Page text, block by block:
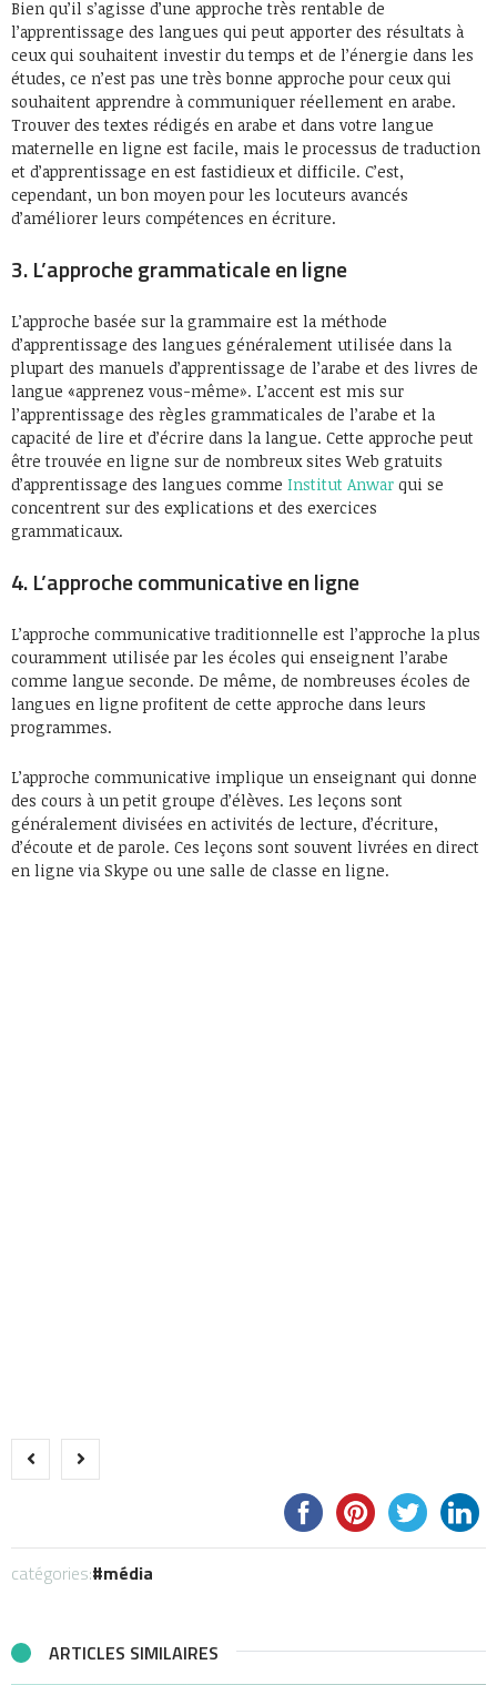
Bien qu’il s’agisse d’une approche très rentable de
l’apprentissage des langues qui peut apporter des résultats à
ceux qui souhaitent investir du temps et de l’énergie dans les
études, ce n’est pas une très bonne approche pour ceux qui
souhaitent apprendre à communiquer réellement en arabe.
Trouver des textes rédigés en arabe et dans votre langue
maternelle en ligne est facile, mais le processus de traduction
et d’apprentissage en est fastidieux et difficile. C’est,
cependant, un bon moyen pour les locuteurs avancés
d’améliorer leurs compétences en écriture.
3. L’approche grammaticale en ligne
L’approche basée sur la grammaire est la méthode
d’apprentissage des langues généralement utilisée dans la
plupart des manuels d’apprentissage de l’arabe et des livres de
langue «apprenez vous-même». L’accent est mis sur
l’apprentissage des règles grammaticales de l’arabe et la
capacité de lire et d’écrire dans la langue. Cette approche peut
être trouvée en ligne sur de nombreux sites Web gratuits
d’apprentissage des langues comme Institut Anwar qui se
concentrent sur des explications et des exercices
grammaticaux.
4. L’approche communicative en ligne
L’approche communicative traditionnelle est l’approche la plus
couramment utilisée par les écoles qui enseignent l’arabe
comme langue seconde. De même, de nombreuses écoles de
langues en ligne profitent de cette approche dans leurs
programmes.
L’approche communicative implique un enseignant qui donne
des cours à un petit groupe d’élèves. Les leçons sont
généralement divisées en activités de lecture, d’écriture,
d’écoute et de parole. Ces leçons sont souvent livrées en direct
en ligne via Skype ou une salle de classe en ligne.
catégories: média
ARTICLES SIMILAIRES